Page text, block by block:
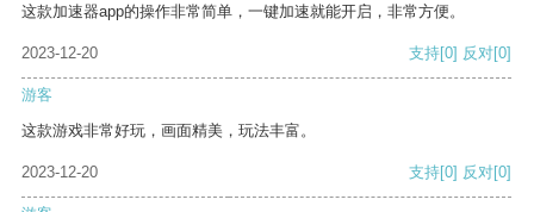
这款加速器app的操作非常简单，一键加速就能开启，非常方便。
2023-12-20 支持[0] 反对[0]
游客
这款游戏非常好玩，画面精美，玩法丰富。
2023-12-20 支持[0] 反对[0]